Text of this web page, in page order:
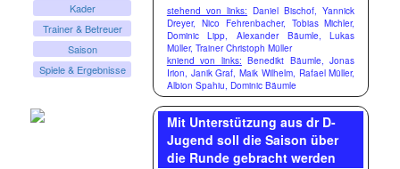
Kader
Trainer & Betreuer
Saison
Spiele & Ergebnisse
stehend von links: Daniel Bischof, Yannick
Dreyer, Nico Fehrenbacher, Tobias Michler,
Dominic Lipp, Alexander Bäumle, Lukas
Müller, Trainer Christoph Müller
kniend von links: Benedikt Bäumle, Jonas
Irion, Janik Graf, Maik Wilhelm, Rafael Müller,
Albion Spahiu, Dominic Bäumle
Mit Unterstützung aus dr D-
Jugend soll die Saison über
die Runde gebracht werden